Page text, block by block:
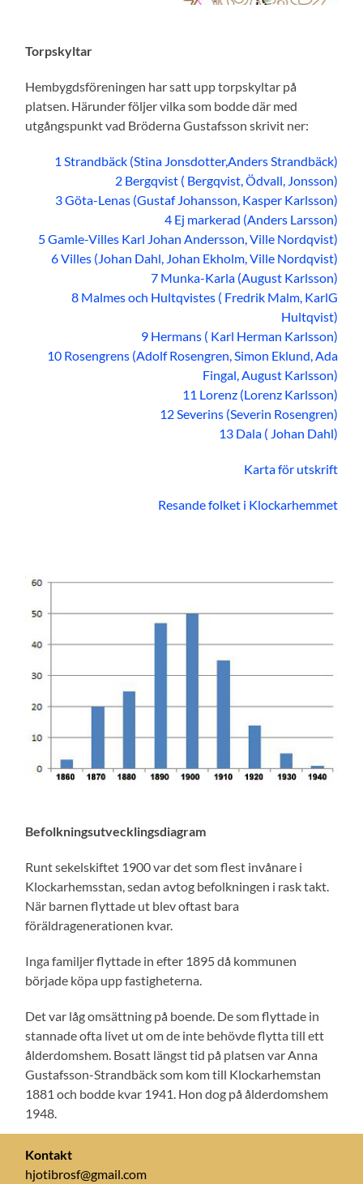
Torpskyltar
Hembygdsföreningen har satt upp torpskyltar på
platsen. Härunder följer vilka som bodde där med
utgångspunkt vad Bröderna Gustafsson skrivit ner:
1 Strandbäck (Stina Jonsdotter,Anders Strandbäck)
2 Bergqvist ( Bergqvist, Ödvall, Jonsson)
3 Göta-Lenas (Gustaf Johansson, Kasper Karlsson)
4 Ej markerad (Anders Larsson)
5 Gamle-Villes Karl Johan Andersson, Ville Nordqvist)
6 Villes (Johan Dahl, Johan Ekholm, Ville Nordqvist)
7 Munka-Karla (August Karlsson)
8 Malmes och Hultqvistes ( Fredrik Malm, KarlG
Hultqvist)
9 Hermans ( Karl Herman Karlsson)
10 Rosengrens (Adolf Rosengren, Simon Eklund, Ada
Fingal, August Karlsson)
11 Lorenz (Lorenz Karlsson)
12 Severins (Severin Rosengren)
13 Dala ( Johan Dahl)
Karta för utskrift
Resande folket i Klockarhemmet
Befolkningsutvecklingsdiagram
Runt sekelskiftet 1900 var det som flest invånare i
Klockarhemsstan, sedan avtog befolkningen i rask takt.
När barnen flyttade ut blev oftast bara
föräldragenerationen kvar.
Inga familjer flyttade in efter 1895 då kommunen
började köpa upp fastigheterna.
Det var låg omsättning på boende. De som flyttade in
stannade ofta livet ut om de inte behövde flytta till ett
ålderdomshem. Bosatt längst tid på platsen var Anna
Gustafsson-Strandbäck som kom till Klockarhemstan
1881 och bodde kvar 1941. Hon dog på ålderdomshem
1948.
Kontakt
hjotibrosf@gmail.com